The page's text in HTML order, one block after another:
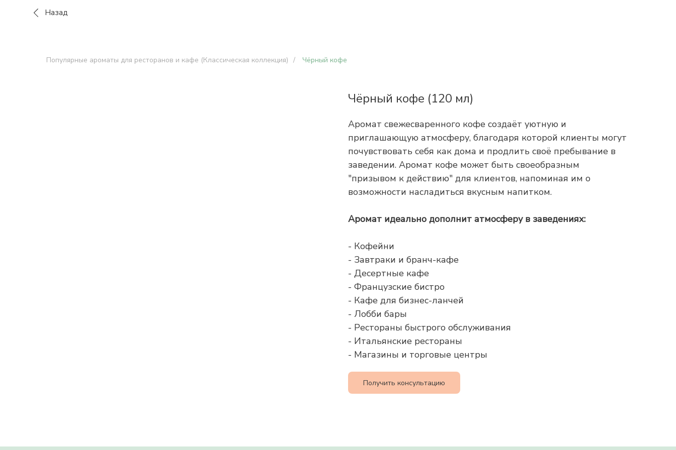
Назад
Популярные ароматы для ресторанов и кафе (Классическая коллекция) / Чёрный кофе
Чёрный кофе (120 мл)
Аромат свежесваренного кофе создаёт уютную и
приглашающую атмосферу, благодаря которой клиенты могут
почувствовать себя как дома и продлить своё пребывание в
заведении. Аромат кофе может быть своеобразным
"призывом к действию" для клиентов, напоминая им о
возможности насладиться вкусным напитком.
Аромат идеально дополнит атмосферу в заведениях:
- Кофейни
- Завтраки и бранч-кафе
- Десертные кафе
- Французские бистро
- Кафе для бизнес-ланчей
- Лобби бары
- Рестораны быстрого обслуживания
- Итальянские рестораны
- Магазины и торговые центры
Получить консультацию